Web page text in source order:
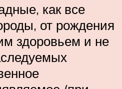
как все
от рождения
здоровьем и не